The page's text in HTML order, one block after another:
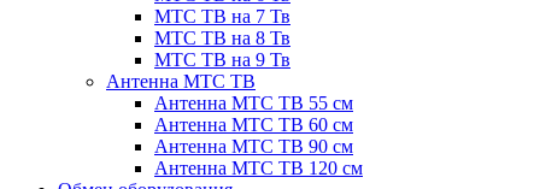
МТС ТВ на 7 Тв
МТС ТВ на 8 Тв
МТС ТВ на 9 Тв
Антенна МТС ТВ
Антенна МТС ТВ 55 см
Антенна МТС ТВ 60 см
Антенна МТС ТВ 90 см
Антенна МТС ТВ 120 см